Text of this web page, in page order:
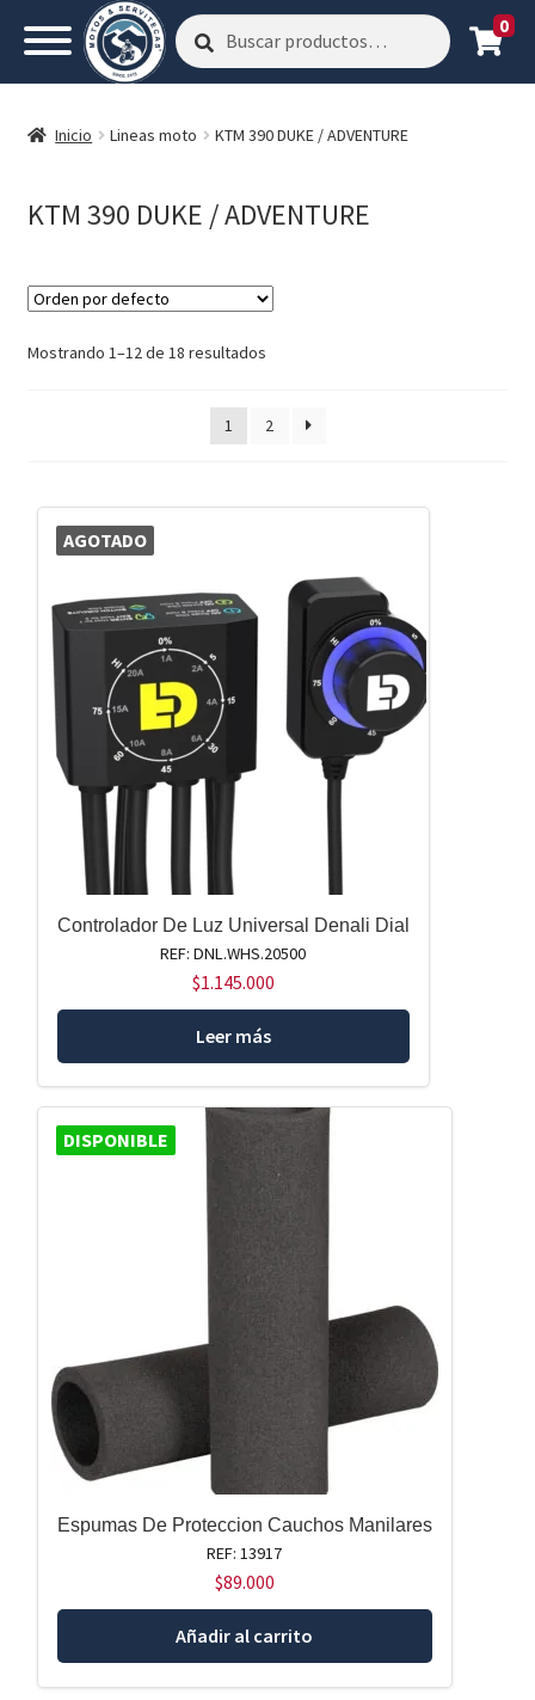
Buscar
por:
Buscar 0
Inicio Lineas moto KTM 390 DUKE / ADVENTURE
KTM 390 DUKE / ADVENTURE
Mostrando 1–12 de 18 resultados
1 2
AGOTADO
Controlador De Luz Universal Denali Dial
REF: DNL.WHS.20500
$1.145.000
Leer más
DISPONIBLE
Espumas De Proteccion Cauchos Manilares
REF: 13917
$89.000
Añadir al carrito